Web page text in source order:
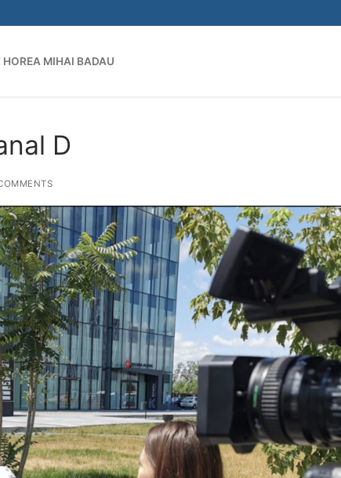
HOREA MIHAI BADAU
D